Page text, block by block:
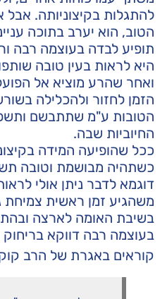
להתגלות בקיצוניותה.
הטוב, הוא יערב בתוכה
תופיע לבדה בעוצמה רבה
היא לראות בעין טובה
ואחר שהרע מוציא אל
הזמן לחזור ולהכלילה
הטובות ע"מ שתתבשם
החיוביות שבה.
ככל שהופיעה המידה
כשתהיה מבושמת וטובה
דוגמא לדבר ניתן אולי
משהגיע זמן ראשית צמיחת
בשיבת האומה לארצה
בעוצמה רבה דווקא
קוראים באגרת של הרב